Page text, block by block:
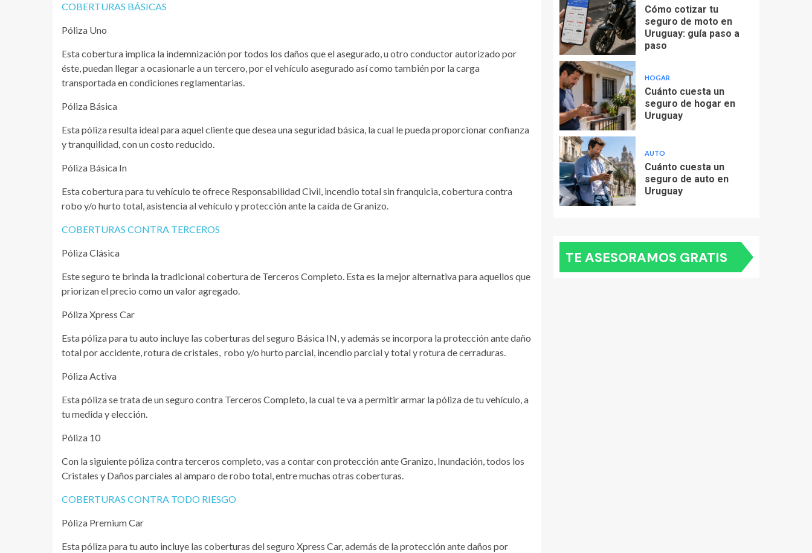
COBERTURAS BÁSICAS
Póliza Uno
Esta cobertura implica la indemnización por todos los daños que el asegurado, u otro conductor autorizado por
éste, puedan llegar a ocasionarle a un tercero, por el vehículo asegurado así como también por la carga
transportada en condiciones reglamentarias.
Póliza Básica
Esta póliza resulta ideal para aquel cliente que desea una seguridad básica, la cual le pueda proporcionar confianza
y tranquilidad, con un costo reducido.
Póliza Básica In
Esta cobertura para tu vehículo te ofrece Responsabilidad Civil, incendio total sin franquicia, cobertura contra
robo y/o hurto total, asistencia al vehículo y protección ante la caída de Granizo.
COBERTURAS CONTRA TERCEROS
Póliza Clásica
Este seguro te brinda la tradicional cobertura de Terceros Completo. Esta es la mejor alternativa para aquellos que
priorizan el precio como un valor agregado.
Póliza Xpress Car
Esta póliza para tu auto incluye las coberturas del seguro Básica IN, y además se incorpora la protección ante daño
total por accidente, rotura de cristales, robo y/o hurto parcial, incendio parcial y total y rotura de cerraduras.
Póliza Activa
Esta póliza se trata de un seguro contra Terceros Completo, la cual te va a permitir armar la póliza de tu vehículo, a
tu medida y elección.
Póliza 10
Con la siguiente póliza contra terceros completo, vas a contar con protección ante Granizo, Inundación, todos los
Cristales y Daños parciales al amparo de robo total, entre muchas otras coberturas.
COBERTURAS CONTRA TODO RIESGO
Póliza Premium Car
Esta póliza para tu auto incluye las coberturas del seguro Xpress Car, además de la protección ante daños por
Cómo cotizar tu
seguro de moto en
Uruguay: guía paso a
paso
HOGAR
Cuánto cuesta un
seguro de hogar en
Uruguay
AUTO
Cuánto cuesta un
seguro de auto en
Uruguay
TE ASESORAMOS GRATIS